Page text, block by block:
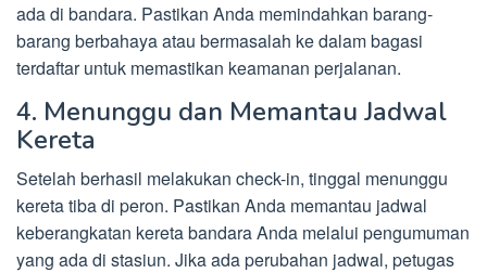
ada di bandara. Pastikan Anda memindahkan barang-
barang berbahaya atau bermasalah ke dalam bagasi
terdaftar untuk memastikan keamanan perjalanan.
4. Menunggu dan Memantau Jadwal
Kereta
Setelah berhasil melakukan check-in, tinggal menunggu
kereta tiba di peron. Pastikan Anda memantau jadwal
keberangkatan kereta bandara Anda melalui pengumuman
yang ada di stasiun. Jika ada perubahan jadwal, petugas